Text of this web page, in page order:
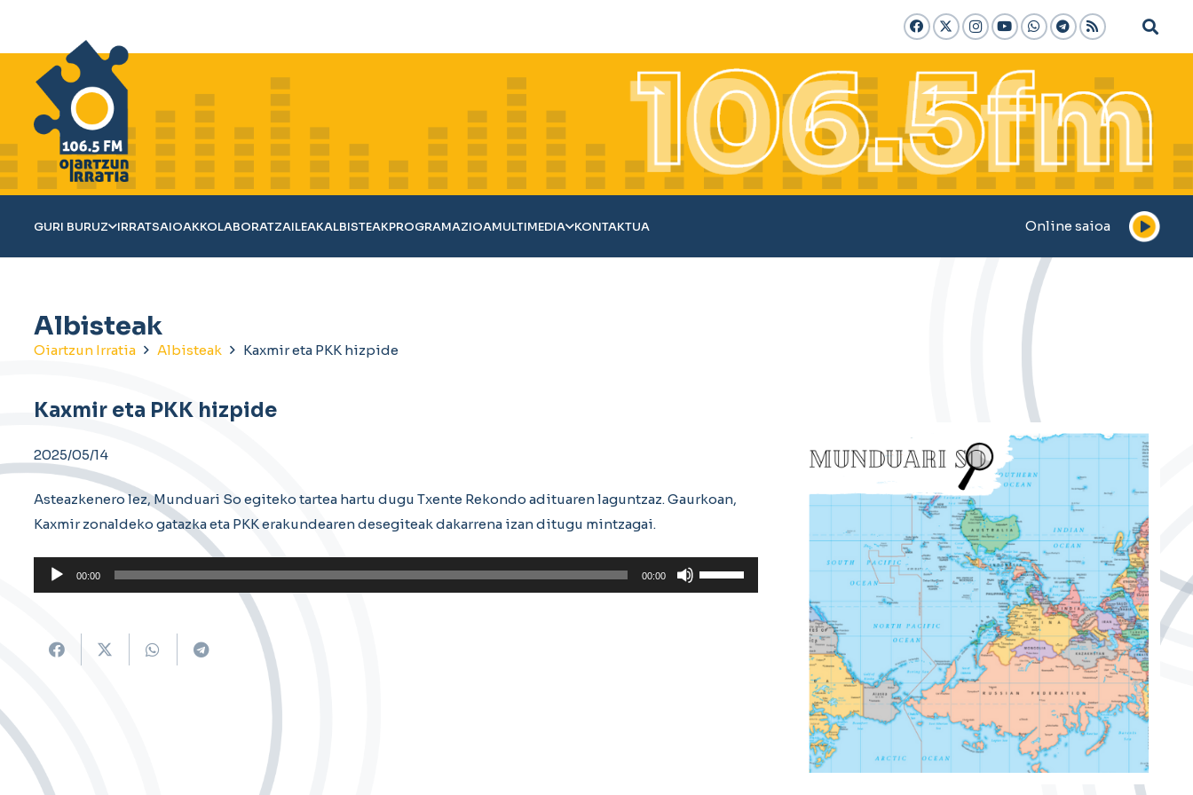
GURI BURUZ IRRATSAIOAKKOLABORATZAILEAKALBISTEAKPROGRAMAZIOAMULTIMEDIA KONTAKTUA Online saioa
Albisteak
Oiartzun Irratia Albisteak Kaxmir eta PKK hizpide
Kaxmir eta PKK hizpide
2025/05/14
Asteazkenero lez, Munduari So egiteko tartea hartu dugu Txente Rekondo adituaren laguntzaz. Gaurkoan,
Kaxmir zonaldeko gatazka eta PKK erakundearen desegiteak dakarrena izan ditugu mintzagai.
Soinu
erreproduzigailua
00:00 00:00
Erabili
gora/behera